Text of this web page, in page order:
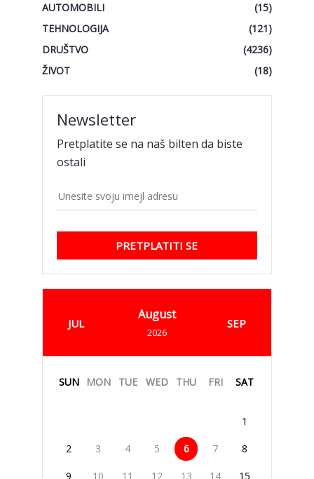
AUTOMOBILI
(15)
TEHNOLOGIJA
(121)
DRUŠTVO
(4236)
ŽIVOT
(18)
Newsletter
Pretplatite se na naš bilten da biste
ostali
PRETPLATITI SE
JUL
August
2026
SEP
SUN MON TUE WED THU FRI SAT
1
2 3 4 5 6 7 8
9 10 11 12 13 14 15